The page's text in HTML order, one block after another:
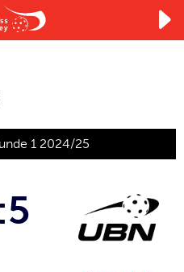
1 2024/25